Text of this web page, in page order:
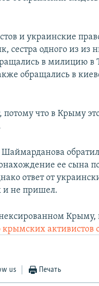
и украинские
сестра одного из из
в милицию в
обращались в
потому что в Крыму
Шаймарданова
ее сына
ответ от
и не пришел.
Крыму,
крымских активистов
us Печать